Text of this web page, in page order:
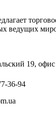
ведущих
19,
36-94